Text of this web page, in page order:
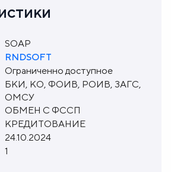
SOAP
RNDSOFT
Ограниченно доступное
БКИ, КО, ФОИВ, РОИВ, ЗАГС,
ОМСУ
ОБМЕН С ФССП
КРЕДИТОВАНИЕ
24.10.2024
1